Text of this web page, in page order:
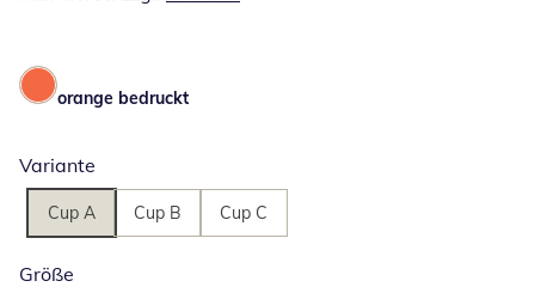
orange bedruckt
Variante
Cup A Cup B Cup C
Größe